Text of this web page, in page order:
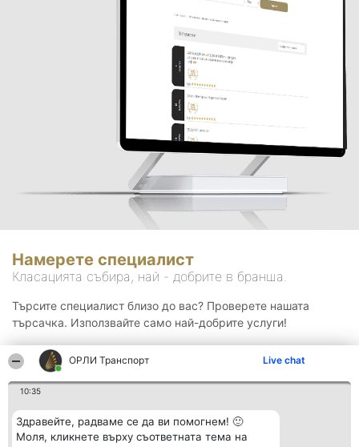
ОРЛИ Транспорт Live chat
10:35
Здравейте, радваме се да ви помогнем! 🙂
Моля, кликнете върху съответната тема на
Намерете специалист
Класацията събира, най - добрите в бранша.
Търсите специалист близо до вас? Проверете нашата
търсачка. Използвайте само най-добрите услуги!